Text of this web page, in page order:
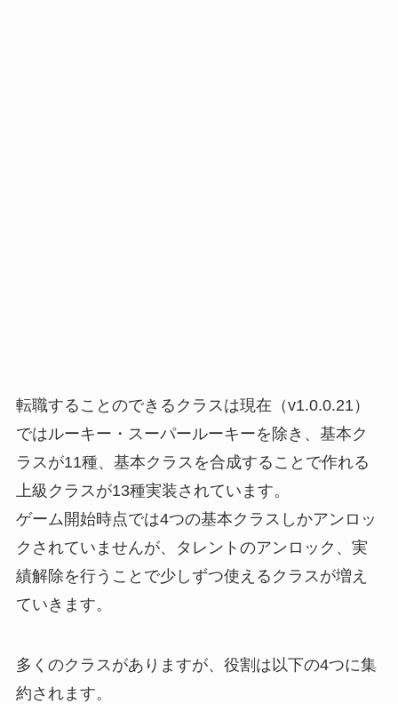
転職することのできるクラスは現在（v1.0.0.21）
ではルーキー・スーパールーキーを除き、基本ク
ラスが11種、基本クラスを合成することで作れる
上級クラスが13種実装されています。
ゲーム開始時点では4つの基本クラスしかアンロッ
クされていませんが、タレントのアンロック、実
績解除を行うことで少しずつ使えるクラスが増え
ていきます。
多くのクラスがありますが、役割は以下の4つに集
約されます。